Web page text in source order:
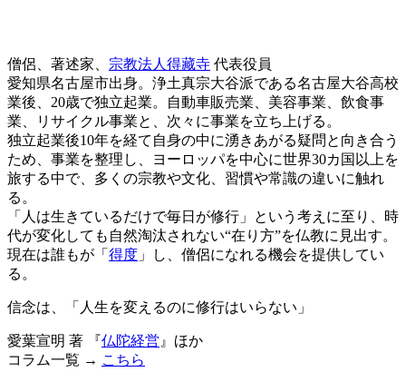
僧侶、著述家、 宗教法人得藏寺 代表役員
愛知県名古屋市出身。浄土真宗大谷派である名古屋大谷高校
業後、20歳で独立起業。自動車販売業、美容事業、飲食事
業、リサイクル事業と、次々に事業を立ち上げる。
独立起業後10年を経て自身の中に湧きあがる疑問と向き合う
ため、事業を整理し、ヨーロッパを中心に世界30カ国以上を
旅する中で、多くの宗教や文化、習慣や常識の違いに触れ
る。
「人は生きているだけで毎日が修行」という考えに至り、時
代が変化しても自然淘汰されない“在り方”を仏教に見出す。
現在は誰もが「 得度 」し、僧侶になれる機会を提供してい
る。
信念は、「人生を変えるのに修行はいらない」
愛葉宣明 著 『仏陀経営 』ほか
コラム一覧 → こちら